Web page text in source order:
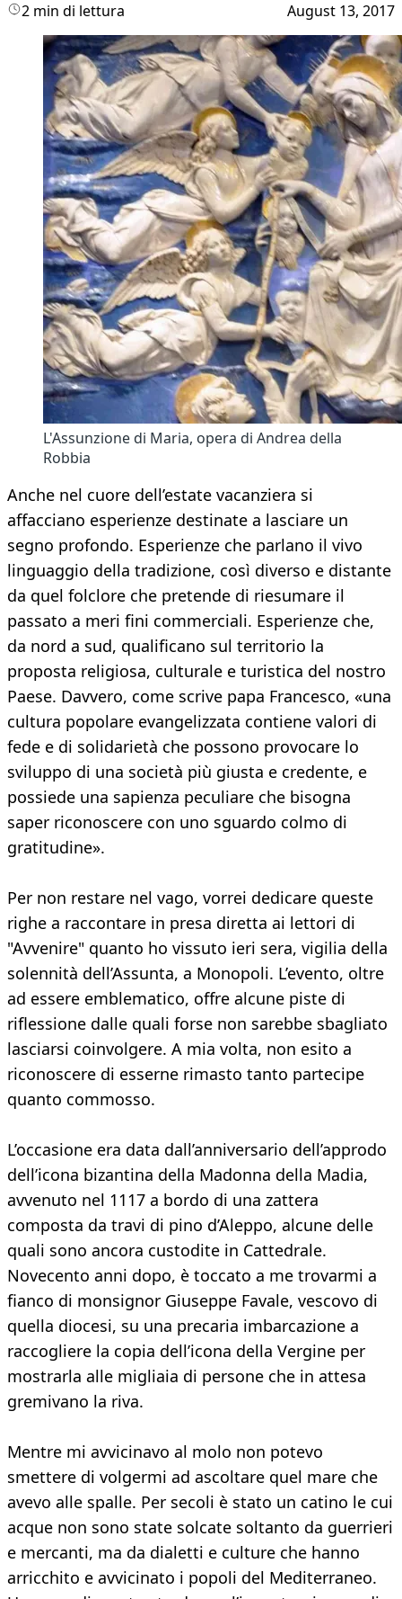
2 min di lettura August 13, 2017
L'Assunzione di Maria, opera di Andrea della
Robbia
Anche nel cuore dell’estate vacanziera si
affacciano esperienze destinate a lasciare un
segno profondo. Esperienze che parlano il vivo
linguaggio della tradizione, così diverso e distante
da quel folclore che pretende di riesumare il
passato a meri fini commerciali. Esperienze che,
da nord a sud, qualificano sul territorio la
proposta religiosa, culturale e turistica del nostro
Paese. Davvero, come scrive papa Francesco, «una
cultura popolare evangelizzata contiene valori di
fede e di solidarietà che possono provocare lo
sviluppo di una società più giusta e credente, e
possiede una sapienza peculiare che bisogna
saper riconoscere con uno sguardo colmo di
gratitudine».
Per non restare nel vago, vorrei dedicare queste
righe a raccontare in presa diretta ai lettori di
"Avvenire" quanto ho vissuto ieri sera, vigilia della
solennità dell’Assunta, a Monopoli. L’evento, oltre
ad essere emblematico, offre alcune piste di
riflessione dalle quali forse non sarebbe sbagliato
lasciarsi coinvolgere. A mia volta, non esito a
riconoscere di esserne rimasto tanto partecipe
quanto commosso.
L’occasione era data dall’anniversario dell’approdo
dell’icona bizantina della Madonna della Madia,
avvenuto nel 1117 a bordo di una zattera
composta da travi di pino d’Aleppo, alcune delle
quali sono ancora custodite in Cattedrale.
Novecento anni dopo, è toccato a me trovarmi a
fianco di monsignor Giuseppe Favale, vescovo di
quella diocesi, su una precaria imbarcazione a
raccogliere la copia dell’icona della Vergine per
mostrarla alle migliaia di persone che in attesa
gremivano la riva.
Mentre mi avvicinavo al molo non potevo
smettere di volgermi ad ascoltare quel mare che
avevo alle spalle. Per secoli è stato un catino le cui
acque non sono state solcate soltanto da guerrieri
e mercanti, ma da dialetti e culture che hanno
arricchito e avvicinato i popoli del Mediterraneo.